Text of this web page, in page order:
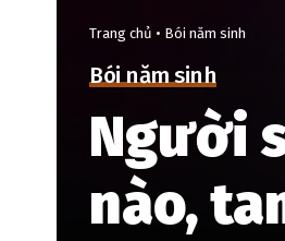
Trang chủ • Bói năm sinh
Bói năm sinh
Người
nào,